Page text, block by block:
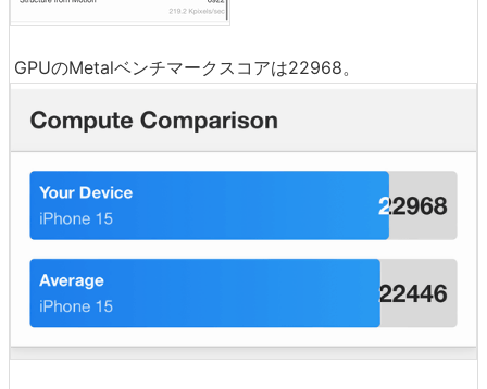
GPUのMetalベンチマークスコアは22968。